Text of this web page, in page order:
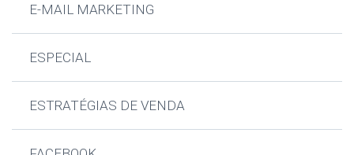
E-MAIL MARKETING
ESPECIAL
ESTRATÉGIAS DE VENDA